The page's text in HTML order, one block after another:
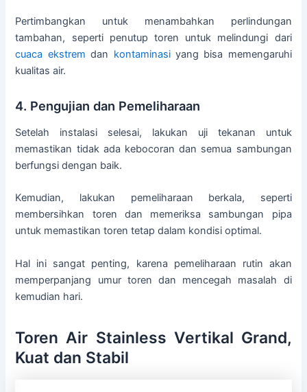
Pertimbangkan untuk menambahkan perlindungan
tambahan, seperti penutup toren untuk melindungi dari
cuaca ekstrem dan kontaminasiyang bisa memengaruhi
kualitas air.
4. Pengujian dan Pemeliharaan
Setelah instalasi selesai, lakukan uji tekanan untuk
memastikan tidak ada kebocoran dan semua sambungan
berfungsi dengan baik.
Kemudian, lakukan pemeliharaan berkala, seperti
membersihkan toren dan memeriksa sambungan pipa
untuk memastikan toren tetap dalam kondisi optimal.
Hal ini sangat penting, karena pemeliharaan rutin akan
memperpanjang umur toren dan mencegah masalah di
kemudian hari.
Toren Air Stainless Vertikal Grand,
Kuat dan Stabil